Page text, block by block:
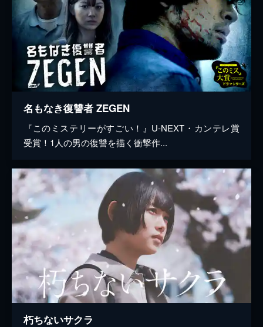
名もなき復讐者 ZEGEN
『このミステリーがすごい！』U-NEXT・カンテレ賞
受賞！1人の男の復讐を描く衝撃作...
朽ちないサクラ